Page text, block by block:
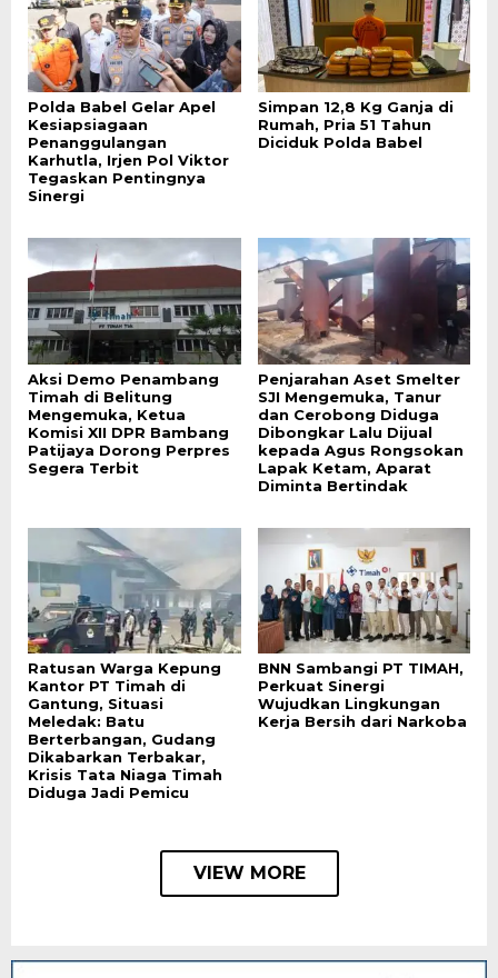
Polda Babel Gelar Apel
Kesiapsiagaan
Penanggulangan
Karhutla, Irjen Pol Viktor
Tegaskan Pentingnya
Sinergi
Simpan 12,8 Kg Ganja di
Rumah, Pria 51 Tahun
Diciduk Polda Babel
Aksi Demo Penambang
Timah di Belitung
Mengemuka, Ketua
Komisi XII DPR Bambang
Patijaya Dorong Perpres
Segera Terbit
Penjarahan Aset Smelter
SJI Mengemuka, Tanur
dan Cerobong Diduga
Dibongkar Lalu Dijual
kepada Agus Rongsokan
Lapak Ketam, Aparat
Diminta Bertindak
Ratusan Warga Kepung
Kantor PT Timah di
Gantung, Situasi
Meledak: Batu
Berterbangan, Gudang
Dikabarkan Terbakar,
Krisis Tata Niaga Timah
Diduga Jadi Pemicu
BNN Sambangi PT TIMAH,
Perkuat Sinergi
Wujudkan Lingkungan
Kerja Bersih dari Narkoba
VIEW MORE